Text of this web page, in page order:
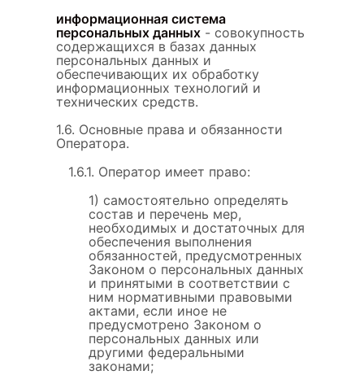
информационная система
персональных данных - совокупность
содержащихся в базах данных
персональных данных и
обеспечивающих их обработку
информационных технологий и
технических средств.
1.6. Основные права и обязанности
Оператора.
1.6.1. Оператор имеет право:
1) самостоятельно определять
состав и перечень мер,
необходимых и достаточных для
обеспечения выполнения
обязанностей, предусмотренных
Законом о персональных данных
и принятыми в соответствии с
ним нормативными правовыми
актами, если иное не
предусмотрено Законом о
персональных данных или
другими федеральными
законами;